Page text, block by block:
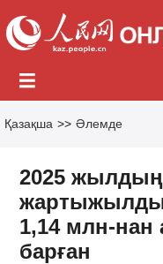
Қазақша >> Әлемде
2025
1,14 млн-нан
барған